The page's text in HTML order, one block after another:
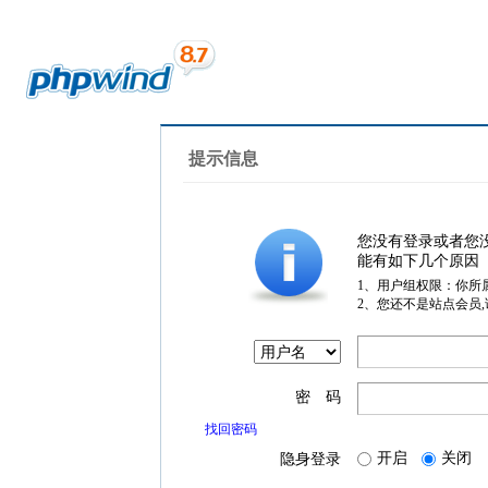
提示信息
您没有登录或者您
能有如下几个原因
1、用户组权限：你所
2、您还不是站点会员
密 码
找回密码
隐身登录 开启 关闭